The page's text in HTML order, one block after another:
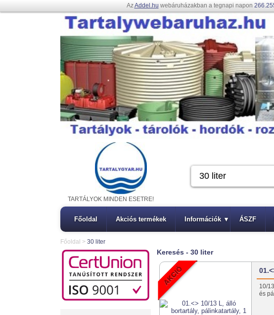
AzAddel.hu webáruházakban a tegnapi napon
TARTÁLYOK MINDEN ESETRE!
Főoldal Akciós termékek Információk ▾ ÁSZF
Főoldal > 30 liter
Keresés - 30 liter
10/
és